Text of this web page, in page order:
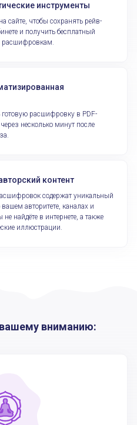
свободным и
инструменты
сайте, чтобы сохранять рейв-
и получить бесплатный
расшифровкам.
расшифровку в PDF-
несколько минут после
контент
содержат уникальный
авторитете, каналах и
не найдёте в интернете, а также
иллюстрации.
вниманию: